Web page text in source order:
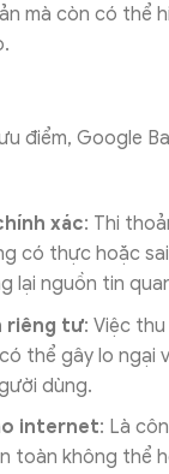
mà còn có thể
điểm, Google
xác: Thi
có thực hoặc
lại nguồn tin
riêng tư: Việc
thể gây lo ngại
dùng.
internet: Là
toàn không thể